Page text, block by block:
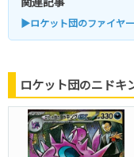
▶ロケット団のファイヤ
ロケット団のニドキ